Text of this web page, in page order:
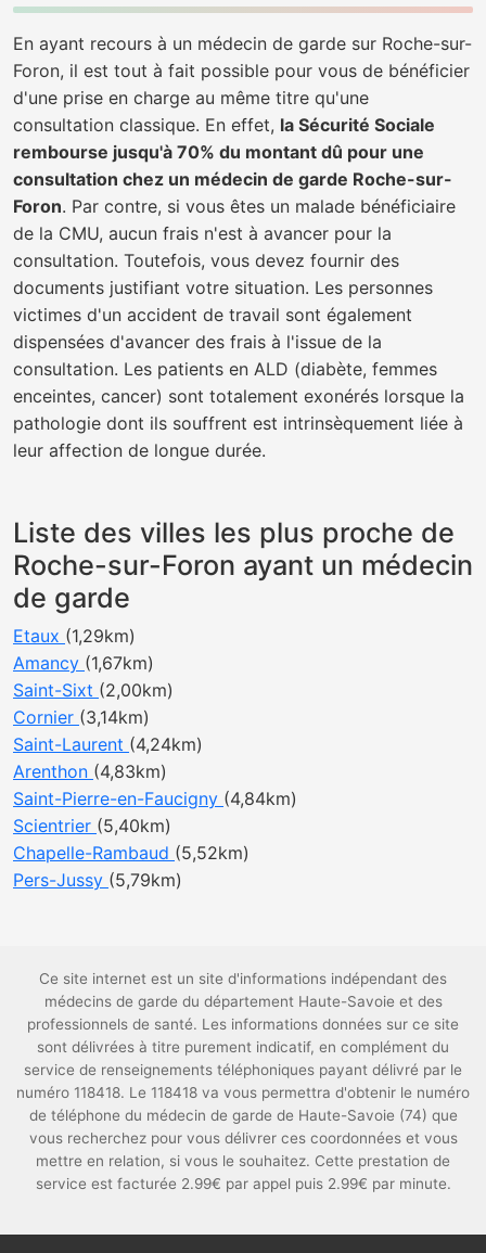
En ayant recours à un médecin de garde sur Roche-sur-
Foron, il est tout à fait possible pour vous de bénéficier
d'une prise en charge au même titre qu'une
consultation classique. En effet, la Sécurité Sociale
rembourse jusqu'à 70% du montant dû pour une
consultation chez un médecin de garde Roche-sur-
Foron. Par contre, si vous êtes un malade bénéficiaire
de la CMU, aucun frais n'est à avancer pour la
consultation. Toutefois, vous devez fournir des
documents justifiant votre situation. Les personnes
victimes d'un accident de travail sont également
dispensées d'avancer des frais à l'issue de la
consultation. Les patients en ALD (diabète, femmes
enceintes, cancer) sont totalement exonérés lorsque la
pathologie dont ils souffrent est intrinsèquement liée à
leur affection de longue durée.
Liste des villes les plus proche de
Roche-sur-Foron ayant un médecin
de garde
Etaux (1,29km)
Amancy (1,67km)
Saint-Sixt (2,00km)
Cornier (3,14km)
Saint-Laurent (4,24km)
Arenthon (4,83km)
Saint-Pierre-en-Faucigny (4,84km)
Scientrier (5,40km)
Chapelle-Rambaud (5,52km)
Pers-Jussy (5,79km)
Ce site internet est un site d'informations indépendant des
médecins de garde du département Haute-Savoie et des
professionnels de santé. Les informations données sur ce site
sont délivrées à titre purement indicatif, en complément du
service de renseignements téléphoniques payant délivré par le
numéro 118418. Le 118418 va vous permettra d'obtenir le numéro
de téléphone du médecin de garde de Haute-Savoie (74) que
vous recherchez pour vous délivrer ces coordonnées et vous
mettre en relation, si vous le souhaitez. Cette prestation de
service est facturée 2.99€ par appel puis 2.99€ par minute.